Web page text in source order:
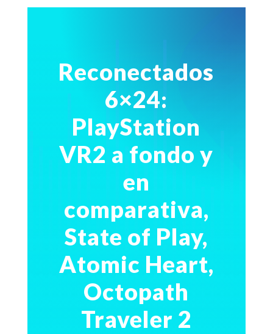
Reconectados
6×24:
PlayStation
VR2 a fondo y
en
comparativa,
State of Play,
Atomic Heart,
Octopath
Traveler 2